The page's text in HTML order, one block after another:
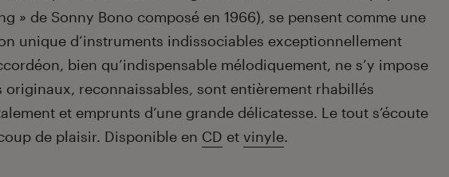
» de Sonny Bono composé en 1966), se pensent comme une
unique d’instruments indissociables exceptionnellement
bien qu’indispensable mélodiquement, ne s’y impose
originaux, reconnaissables, sont entièrement rhabillés
et emprunts d’une grande délicatesse. Le tout s’écoute
de plaisir. Disponible en CD et vinyle.